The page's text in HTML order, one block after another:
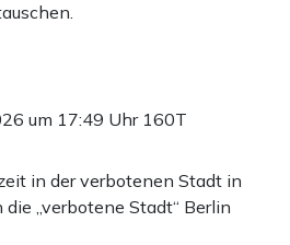
um 17:49 Uhr 160T
in der verbotenen Stadt in
„verbotene Stadt“ Berlin